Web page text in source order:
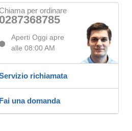
per ordinare
Aperti Oggi apre
alle 08:00 AM
richiamata
una domanda